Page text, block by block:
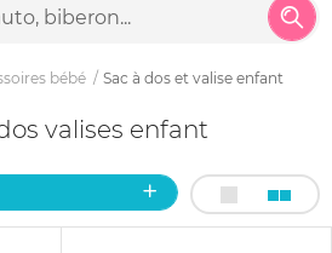
bébé Sac à dos et valise enfant
dos valises enfant